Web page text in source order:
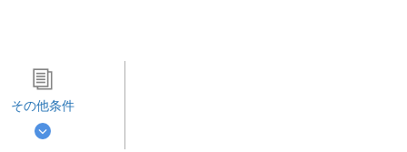
その他条件